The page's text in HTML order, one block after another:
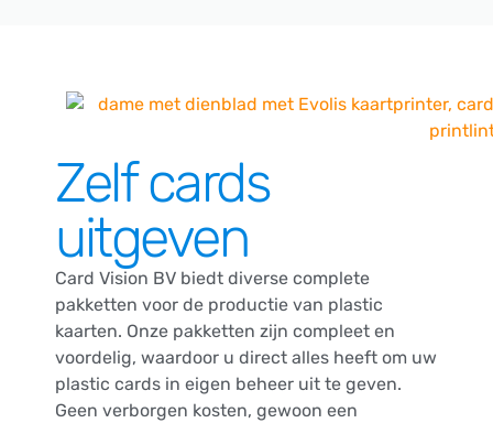
Zelf cards
uitgeven
Card Vision BV biedt diverse complete
pakketten voor de productie van plastic
kaarten. Onze pakketten zijn compleet en
voordelig, waardoor u direct alles heeft om uw
plastic cards in eigen beheer uit te geven.
Geen verborgen kosten, gewoon een